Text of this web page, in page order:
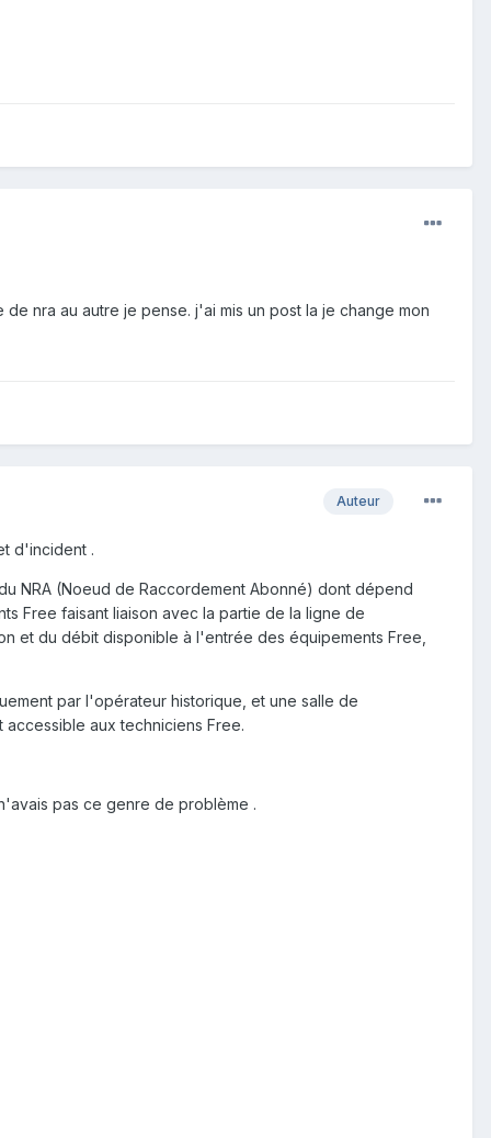
nra au autre je pense. j'ai mis un post la je change mon
Auteur
d'incident .
NRA (Noeud de Raccordement Abonné) dont dépend
Free faisant liaison avec la partie de la ligne de
et du débit disponible à l'entrée des équipements Free,
par l'opérateur historique, et une salle de
aux techniciens Free.
pas ce genre de problème .